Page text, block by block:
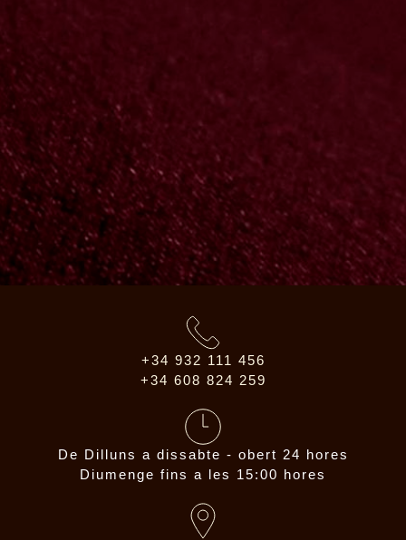
+34 932 111 456
+34 608 824 259
De Dilluns a dissabte - obert 24 hores
Diumenge fins a les 15:00 hores